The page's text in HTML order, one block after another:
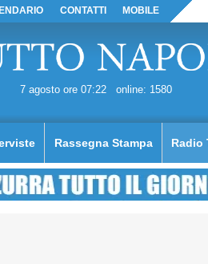
CONTATTI MOBILE
7 agosto ore 07:22 online: 1580
Rassegna Stampa Radio